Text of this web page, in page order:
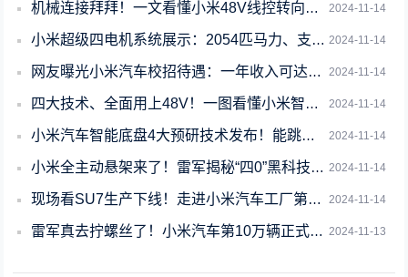
2024-11-14
机械连接拜拜！一文看懂小米48V线控转向：模拟驾驶员手感
2024-11-14
小米超级四电机系统展示：2054匹马力、支持原地掉头！
2024-11-14
网友曝光小米汽车校招待遇：一年收入可达18薪 超过15万元
2024-11-14
四大技术、全面用上48V！一图看懂小米智能底盘预研技术
2024-11-14
小米汽车智能底盘4大预研技术发布！能跳舞、原地掉头 无需刹车油、可拆掉方向盘
2024-11-14
小米全主动悬架来了！雷军揭秘“四0”黑科技：0侧倾、0颠簸、0抬头、0点头
2024-11-14
现场看SU7生产下线！走进小米汽车工厂第二期12月上线
2024-11-13
雷军真去拧螺丝了！小米汽车第10万辆正式下线：用时仅230天